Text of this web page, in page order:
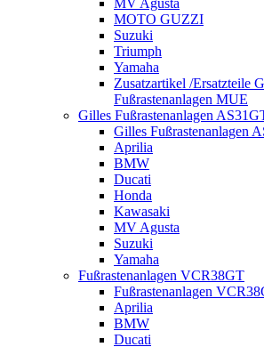
MV Agusta
MOTO GUZZI
Suzuki
Triumph
Yamaha
Zusatzartikel /Ersatzteile
Fußrastenanlagen MUE
Gilles Fußrastenanlagen
Gilles Fußrastenanlagen
Aprilia
BMW
Ducati
Honda
Kawasaki
MV Agusta
Suzuki
Yamaha
Fußrastenanlagen VCR38GT
Fußrastenanlagen
Aprilia
BMW
Ducati